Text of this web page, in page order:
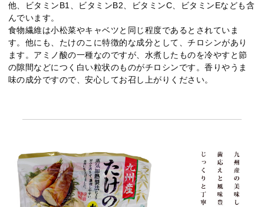
他、ビタミンB1、ビタミンB2、ビタミンC、ビタミンEなども含
んでいます。
食物繊維は小松菜やキャベツと同じ程度であるとされていま
す。他にも、たけのこに特徴的な成分として、チロシンがあり
ます。アミノ酸の一種なのですが、水煮したものを冷やすと節
の隙間などにつく白い粒状のものがチロシンです。香りやうま
味の成分ですので、安心してお召し上がりください。